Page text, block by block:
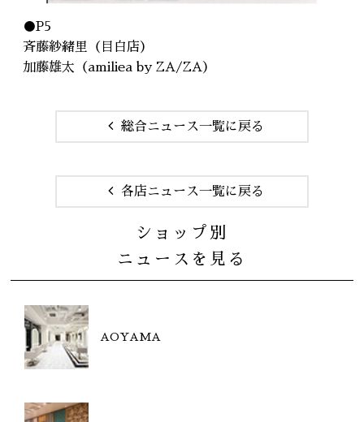
●P5
斉藤紗緒里（ 目白店）
加藤雄太 （amiliea by ZA/ZA ）
総合ニュース一覧に戻る
各店ニュース一覧に戻る
ショップ別
ニュースを見る
AOYAMA